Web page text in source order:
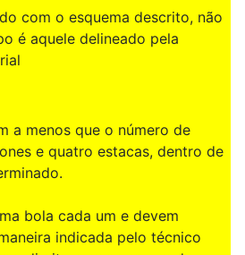
com o esquema descrito, não
é aquele delineado pela
a menos que o número de
e quatro estacas, dentro de
bola cada um e devem
indicada pelo técnico